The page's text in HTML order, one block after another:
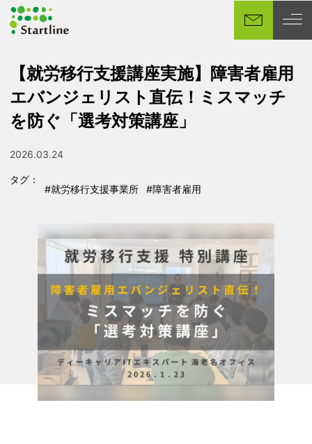
イ
【就労移行支援講座実施】障害者雇用
エバンジェリスト直伝！ミスマッチ
を防ぐ「選考対策講座」
投稿日
2026.03.24
タグ：
タグ
#就労移行支援事業所
タグ
#障害者雇用